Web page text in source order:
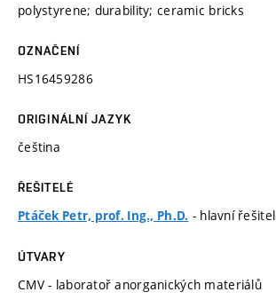
polystyrene; durability; ceramic bricks
OZNAČENÍ
HS16459286
ORIGINÁLNÍ JAZYK
čeština
ŘEŠITELÉ
Ptáček Petr, prof. Ing., Ph.D. - hlavní řešitel
ÚTVARY
CMV - laboratoř anorganických materiálů